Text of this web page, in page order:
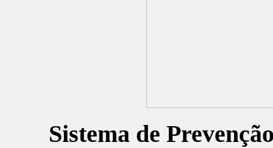
Sistema de